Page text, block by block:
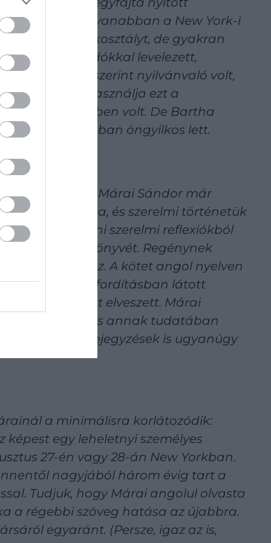
Vanda ugyanabban a New York-i
bérelt lakosztályt, de gyakran
kéziratait, kiadókkal levelezett,
Környezetük szerint nyilvánvaló volt,
eltűri, sőt, kihasználja ezt a
titkárnője életben volt. De Bartha
szobájában öngyilkos lett.
kezdődött. Márai Sándor már
váló Lolába, és szerelmi történetük
kezdte el írni szerelmi reflexiókból
utolsó könyvét. Regénynek
ez. A kötet angol nyelven
Magyarul csak fordításban látott
eredeti kézirat elveszett. Márai
gondolatait is annak tudatában
után írott bejegyzések is ugyanúgy
a minimálisra korlátozódik:
képest egy leheletnyi személyes
27-én vagy 28-án New Yorkban.
nagyjából három évig tart a
Tudjuk, hogy Márai angolul olvasta
a régebbi szöveg hatása az újabbra.
egyaránt. (Persze, igaz az is,